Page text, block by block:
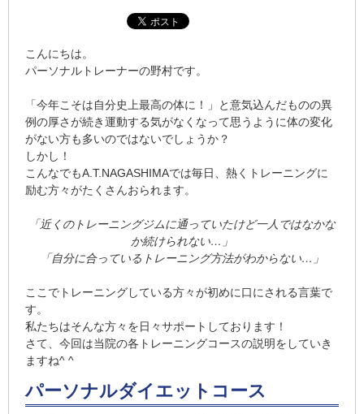
こんにちは。
パーソナルトレーナーの野村です。
「今年こそは自分史上最高の体に！」と意気込んだものの異
例の厚さが続き運動する気がなくなって思うように体の変化
がない方も多いのではないでしょうか？
しかし！
こんなでもA.T.NAGASHIMAでは毎日、熱くトレーニングに
励む方々がたくさんおられます。
「近くのトレーニングジムに通っていたけど一人ではなかな
か続けられない…」
「自分に合っているトレーニング方法がわからない…」
ここでトレーニングしている方々が初めに口にされる言葉で
す。
私たちはそんな方々を日々サポートしております！
さて、今回は当院の各トレーニングコースの説明をしていき
ますね^ ^
パーソナルダイエットコース